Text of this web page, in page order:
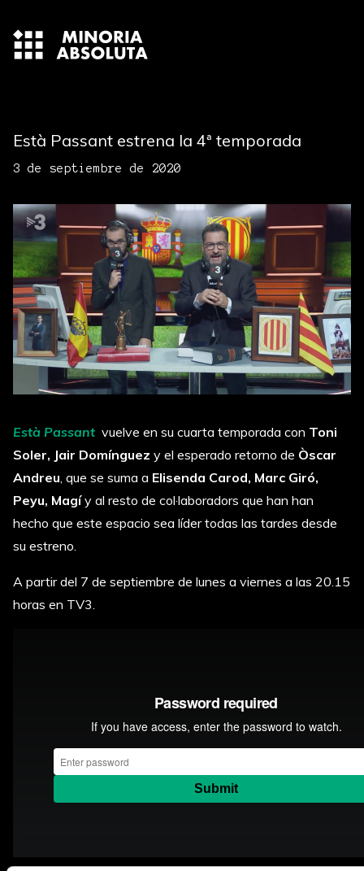
Està Passant estrena la 4ª temporada
3 de septiembre de 2020
Està Passant vuelve en su cuarta temporada con Toni
Soler, Jair Domínguez y el esperado retorno de Òscar
Andreu , que se suma a Elisenda Carod, Marc Giró,
Peyu, Magíy al resto de col·laboradors que han han
hecho que este espacio sea líder todas las tardes desde
su estreno.
A partir del 7 de septiembre de lunes a viernes a las 20.15
horas en TV3.